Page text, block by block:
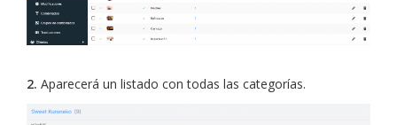
2. Aparecerá un listado con todas las categorías.